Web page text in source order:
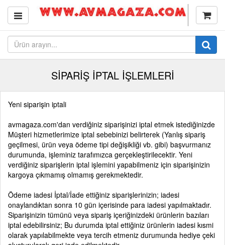
SİPARİŞ İPTAL İŞLEMLERİ
Yeni siparişin iptali
avmagaza.com'dan verdiğiniz siparişinizi iptal etmek istediğinizde
Müşteri hizmetlerimize iptal sebebinizi belirterek (Yanlış sipariş
geçilmesi, ürün veya ödeme tipi değişikliği vb. gibi) başvurmanız
durumunda, işleminiz tarafımızca gerçekleştirilecektir. Yeni
verdiğiniz siparişlerin iptal işlemini yapabilmeniz için siparişinizin
kargoya çıkmamış olmamış gerekmektedir.
Ödeme iadesi İptal/İade ettiğiniz siparişlerinizin; iadesi
onaylandıktan sonra 10 gün içerisinde para iadesi yapılmaktadır.
Siparişinizin tümünü veya sipariş içeriğinizdeki ürünlerin bazıları
iptal edebilirsiniz; Bu durumda iptal ettiğiniz ürünlerin iadesi kısmi
olarak yapılabilmekte veya tercih etmeniz durumunda hediye çeki